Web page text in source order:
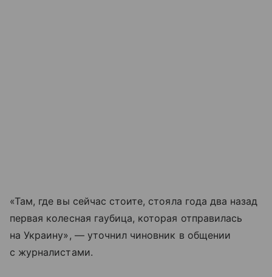
«Там, где вы сейчас стоите, стояла года два назад
первая колесная гаубица, которая отправилась
на Украину», — уточнил чиновник в общении
с журналистами.